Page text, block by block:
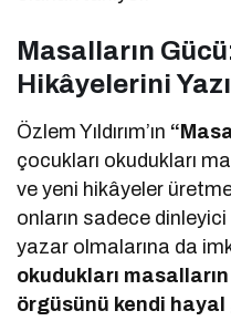
Masalların
Hikâyelerini
Özlem Yıldırım’ın
çocukları okudukları
ve yeni hikâyeler
onların sadece
yazar olmalarına da
okudukları
örgüsünü kendi